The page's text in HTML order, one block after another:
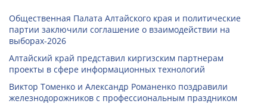
Общественная Палата Алтайского края и политические
партии заключили соглашение о взаимодействии на
выборах-2026
Алтайский край представил киргизским партнерам
проекты в сфере информационных технологий
Виктор Томенко и Александр Романенко поздравили
железнодорожников с профессиональным праздником